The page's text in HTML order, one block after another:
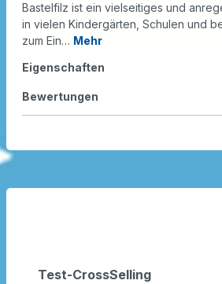
Bastelfilz ist ein vielseitiges und
in vielen Kindergärten, Schulen und
zum Ein… Mehr
Eigenschaften
Bewertungen
Test-CrossSelling